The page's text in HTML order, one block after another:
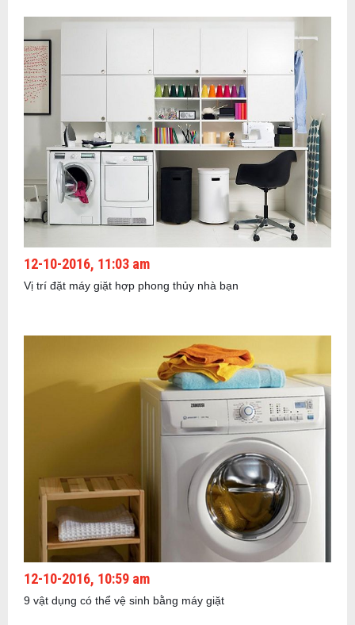
12-10-2016, 11:03 am
Vị trí đặt máy giặt hợp phong thủy nhà bạn
12-10-2016, 10:59 am
9 vật dụng có thể vệ sinh bằng máy giặt